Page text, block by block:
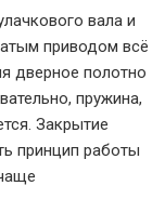
вала и
приводом всё
дверное полотно
пружина,
Закрытие
принцип работы